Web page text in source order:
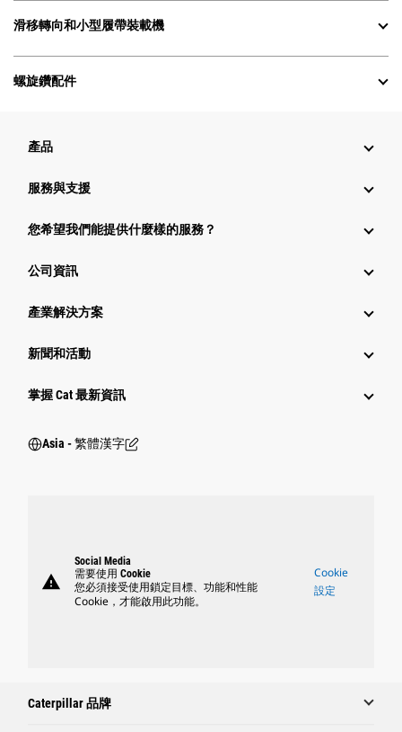
滑移轉向和小型履帶裝載機
螺旋鑽配件
產品
服務與支援
您希望我們能提供什麼樣的服務？
公司資訊
產業解決方案
新聞和活動
掌握 Cat 最新資訊
Asia - 繁體漢字
warning
Social Media
需要使用 Cookie
您必須接受使用鎖定目標、功能和性能
Cookie，才能啟用此功能。
Cookie
設定
Caterpillar 品牌